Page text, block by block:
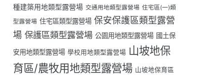
種建築用地類型露營場 交通用地類型露營場 住宅區(一)類
型露營場 住宅區類型露營場 保安保護區類型露營
場 保護區類型露營場 公園用地類型露營場 國土保
安用地類型露營場 學校用地類型露營場 山坡地保
育區/農牧用地類型露營場 山坡地保育區